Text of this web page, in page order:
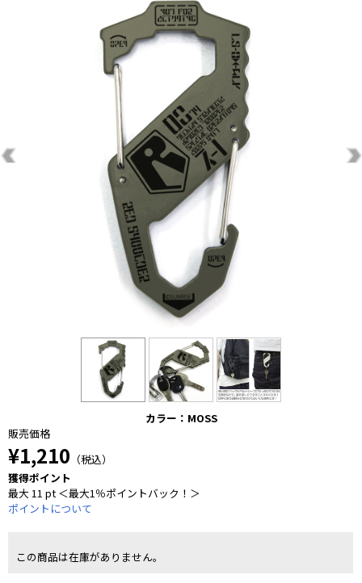
カラー：MOSS
販売価格
¥1,210 （税込）
獲得ポイント
最大 11 pt ＜最大1％ポイントバック！＞
ポイントについて
この商品は在庫がありません。